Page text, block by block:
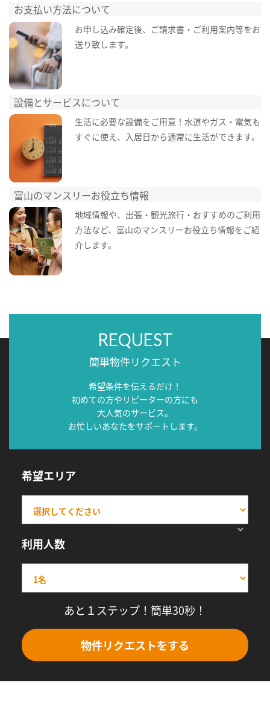
お支払い方法について
お申し込み確定後、ご請求書・ご利用案内等をお
送り致します。
設備とサービスについて
生活に必要な設備をご用意！水道やガス・電気も
すぐに使え、入居日から通常に生活ができます。
富山のマンスリーお役立ち情報
地域情報や、出張・観光旅行・おすすめのご利用
方法など、富山のマンスリーお役立ち情報をご紹
介します。
REQUEST
簡単物件リクエスト
希望条件を伝えるだけ！
初めての方やリピーターの方にも
大人気のサービス。
お忙しいあなたをサポートします。
希望エリア
利用人数
あと１ステップ！簡単30秒！
物件リクエストをする